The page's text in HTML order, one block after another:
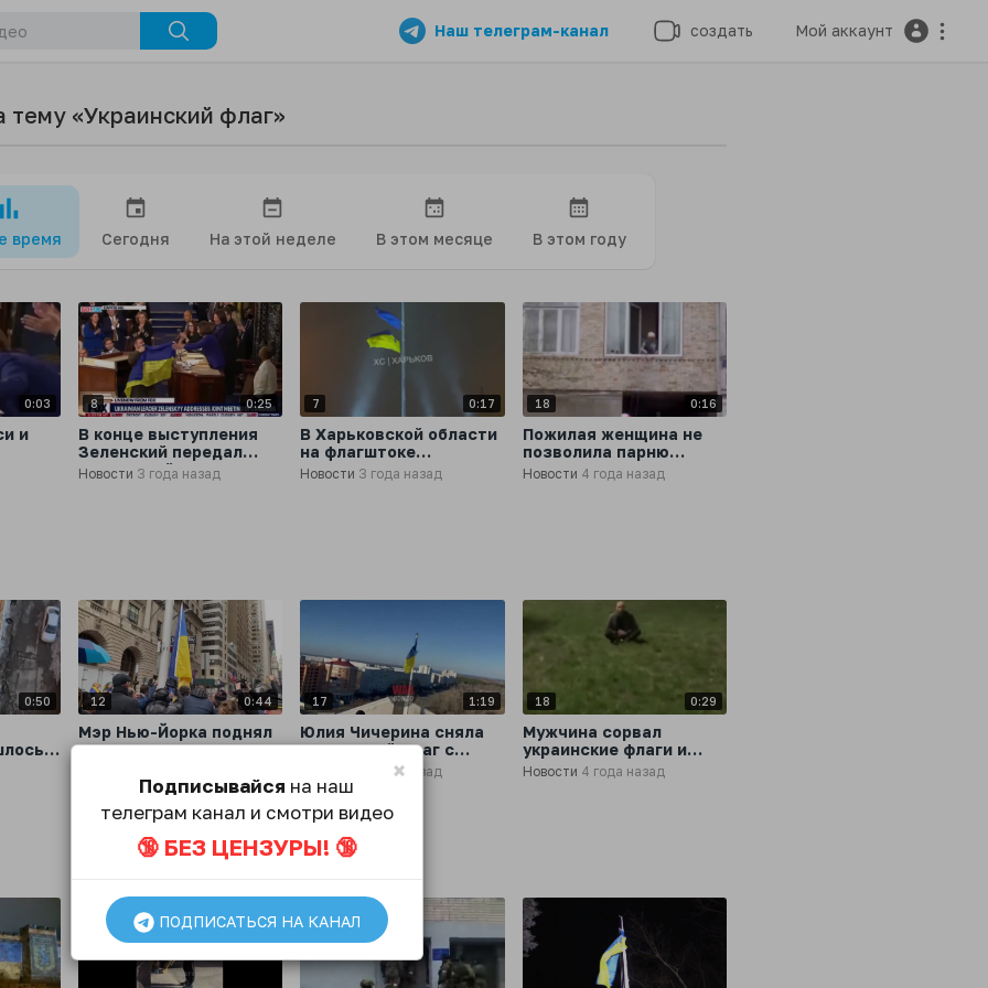
Наш телеграм-канал создать Мой аккаунт
тему «Украинский флаг»
время Сегодня На этой неделе В этом месяце В этом году
0:03
и
8 0:25
В конце выступления
Зеленский передал
украинский флаг с
Бахмута Конгрессу
Новости 3 года назад
7 0:17
В Харьковской области
на флагштоке
разорвало пополам
украинский флаг
Новости 3 года назад
18 0:16
Пожилая женщина не
позволила парню
повесить флаги Грузии
и Украины на окно
Новости 4 года назад
0:50 12 0:44
Мэр Нью-Йорка поднял
в центре города
17 1:19
Юлия Чичерина сняла
украинский флаг с
мэрии Энергодара
4 года назад
18 0:29
Мужчина сорвал
украинские флаги и
получил удары по
Новости 4 года назад
×
Подписывайся на наш
телеграм канал и смотри видео
🔞 БЕЗ ЦЕНЗУРЫ! 🔞
ПОДПИСАТЬСЯ НА КАНАЛ